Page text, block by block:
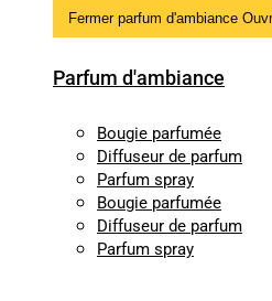
Fermer parfum d'ambiance
Parfum d'ambiance
Bougie parfumée
Diffuseur de parfum
Parfum spray
Bougie parfumée
Diffuseur de parfum
Parfum spray